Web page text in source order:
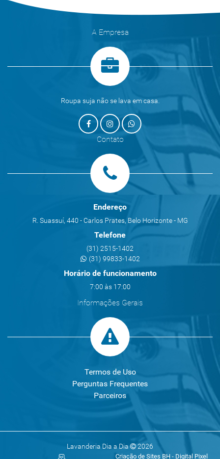
A Empresa
Roupa suja não se lava em casa.
Contato
Endereço
R. Suassuí, 440 - Carlos Prates, Belo Horizonte - MG
Telefone
(31) 2515-1402
(31) 99833-1402
Horário de funcionamento
7:00 às 17:00
Informações Gerais
Termos de Uso
Perguntas Frequentes
Parceiros
Lavanderia Dia a Dia 2026
Criação de Sites BH - Digital Pixel